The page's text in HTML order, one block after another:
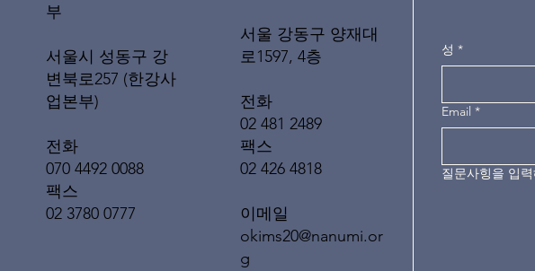
부
서울시 성동구 강
변북로257 (한강사
업본부)
전화
070 4492 0088
팩스
02 3780 0777
서울 강동구 양재대
로1597, 4층
전화
02 481 2489
팩스
02 426 4818
이메일
okims20@nanumi.or
g
성 *
Email *
질문사힝을 입